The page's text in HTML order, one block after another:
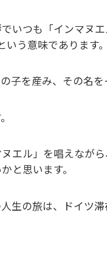
いつも「インマヌ
う意味であります
子を産み、その名
エル」を唱えなが
と思います。
生の旅は、ドイツ